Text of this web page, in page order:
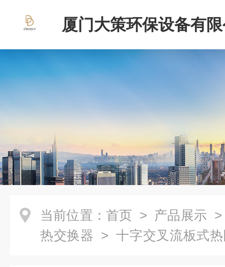
厦门大策环保设备有
当前位置： 首页 > 产品展示
热交换器 > 十字交叉流板式